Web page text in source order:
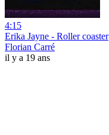
4:15
Erika Jayne - Roller coaster
Florian Carré
il y a 19 ans